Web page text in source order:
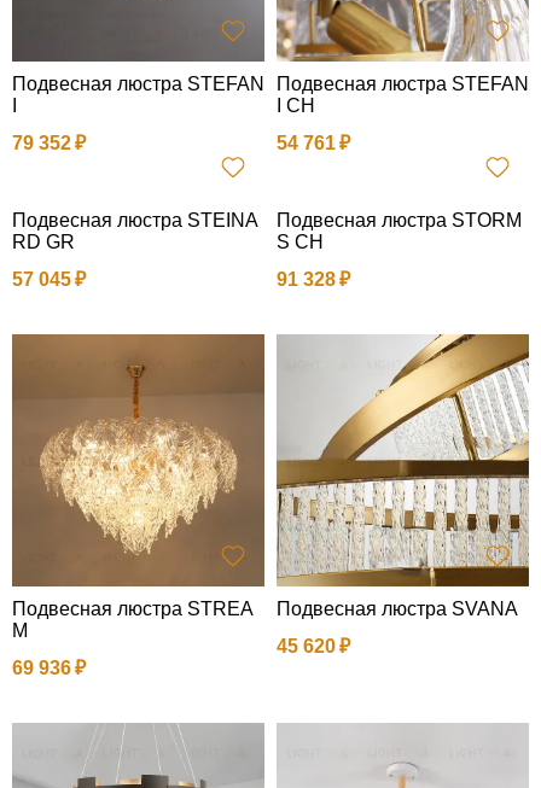
Подвесная люстра STEFAN
79 352
Подвесная люстра STEFAN
I CH
54 761
Подвесная люстра STEINA
RD GR
57 045
Подвесная люстра STORM
S CH
91 328
Подвесная люстра STREA
M
69 936
Подвесная люстра SVANA
45 620